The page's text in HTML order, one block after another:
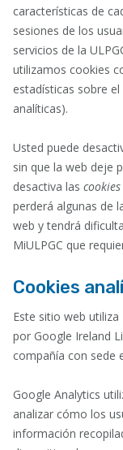
características de
sesiones de los
servicios de la
utilizamos cookies
estadísticas sobre
analíticas).
Usted puede
sin que la web deje
desactiva las cookies
perderá algunas de
web y tendrá
MiULPGC que
Cookies
Este sitio web utiliza
por Google Ireland
compañía con sede
Google Analytics
analizar cómo los
información